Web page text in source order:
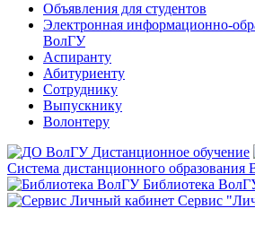
Объявления для студентов
Электронная информационно-
ВолГУ
Аспиранту
Абитуриенту
Сотруднику
Выпускнику
Волонтеру
Дистанционное обучение
Система дистанционного образования
Библиотека
Сервис